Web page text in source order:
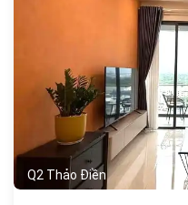
Q2 Thảo Điền